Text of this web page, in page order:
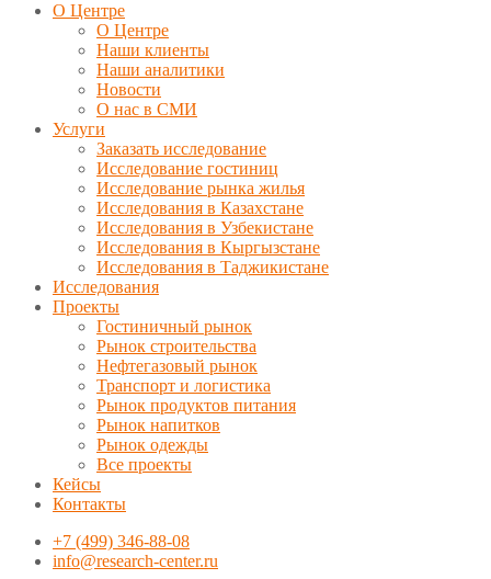
О Центре
О Центре
Наши клиенты
Наши аналитики
Новости
О нас в СМИ
Услуги
Заказать исследование
Исследование гостиниц
Исследование рынка жилья
Исследования в Казахстане
Исследования в Узбекистане
Исследования в Кыргызстане
Исследования в Таджикистане
Исследования
Проекты
Гостиничный рынок
Рынок строительства
Нефтегазовый рынок
Транспорт и логистика
Рынок продуктов питания
Рынок напитков
Рынок одежды
Все проекты
Кейсы
Контакты
+7 (499) 346-88-08
info@research-center.ru